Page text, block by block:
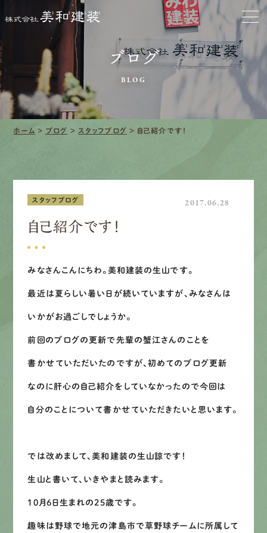
お家をきれいに
会社をきれいに
クリーニング
募集要項
有資格者が、無料建物診断いたします!!
定休日 日曜・祝日
Webお問い合わせ
ブログ
BLOG
ホーム > ブログ > スタッフブログ > 自己紹介です！
スタッフブログ 2017.06.28
自己紹介です！
みなさんこんにちわ。美和建装の生山です。
最近は夏らしい暑い日が続いていますが、みなさんは
いかがお過ごしでしょうか。
前回のブログの更新で先輩の蟹江さんのことを
書かせていただいたのですが、初めてのブログ更新
なのに肝心の自己紹介をしていなかったので今回は
自分のことについて書かせていただきたいと思います。
では改めまして、美和建装の生山諒です！
生山と書いて、いきやまと読みます。
10月6日生まれの25歳です。
趣味は野球で地元の津島市で草野球チームに所属して